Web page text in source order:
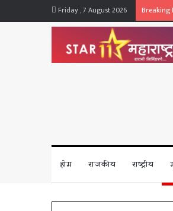
Friday , 7 August 2026 Breaking
होम राजकीय राष्ट्रीय